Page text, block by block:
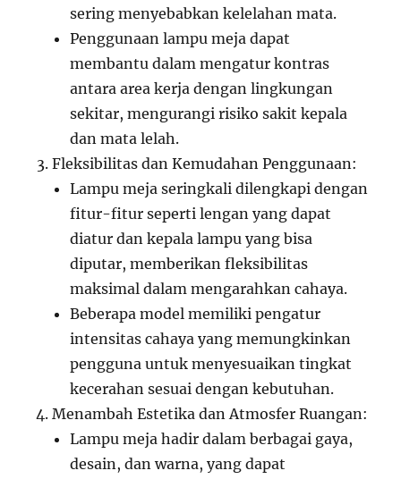
sering menyebabkan kelelahan mata.
Penggunaan lampu meja dapat
membantu dalam mengatur kontras
antara area kerja dengan lingkungan
sekitar, mengurangi risiko sakit kepala
dan mata lelah.
Fleksibilitas dan Kemudahan Penggunaan:
Lampu meja seringkali dilengkapi dengan
fitur-fitur seperti lengan yang dapat
diatur dan kepala lampu yang bisa
diputar, memberikan fleksibilitas
maksimal dalam mengarahkan cahaya.
Beberapa model memiliki pengatur
intensitas cahaya yang memungkinkan
pengguna untuk menyesuaikan tingkat
kecerahan sesuai dengan kebutuhan.
Menambah Estetika dan Atmosfer Ruangan:
Lampu meja hadir dalam berbagai gaya,
desain, dan warna, yang dapat